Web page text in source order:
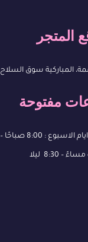
المتجر
المباركية سوق السلاح
مفتوحة
: 8:00 صباحًا – 13:00